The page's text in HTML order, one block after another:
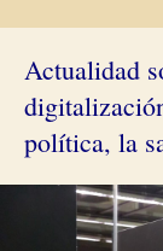
Actualidad
política, la